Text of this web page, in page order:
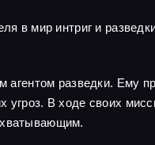
в мир интриг и
разведки. Ему
В ходе своих